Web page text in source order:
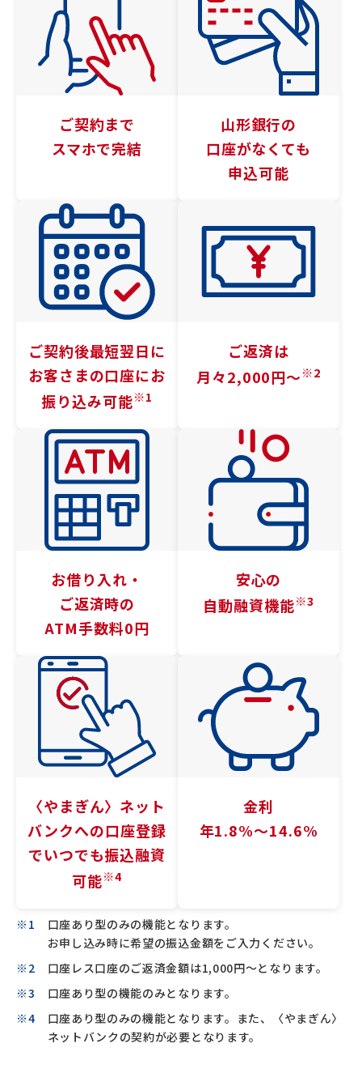
ご契約まで
スマホで完結
山形銀行の
口座がなくても
申込可能
ご契約後最短翌日に
お客さまの口座にお
振り込み可能※1
ご返済は
月々2,000円〜※2
お借り入れ・
ご返済時の
ATM手数料0円
安心の
自動融資機能※3
〈やまぎん〉 ネット
バンクへの口座登録
でいつでも振込融資
可能※4
金利
年1.8%〜14.6%
口座あり型のみの機能となります。
お申し込み時に希望の振込金額をご入力ください。
口座レス口座のご返済金額は1,000円～となります。
口座あり型の機能のみとなります。
口座あり型のみの機能となります。また、〈やまぎん〉
ネットバンクの契約が必要となります。